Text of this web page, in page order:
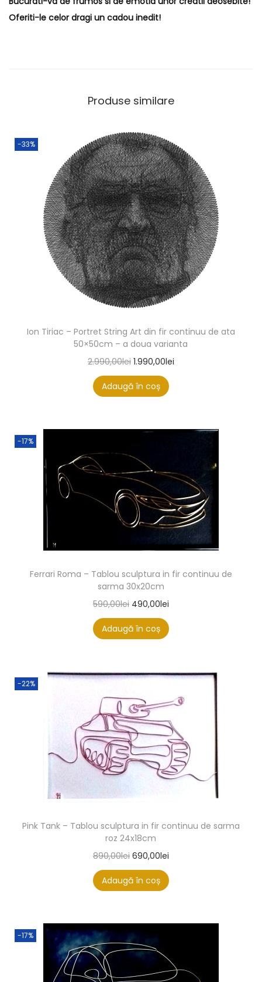
Oferiti-le celor dragi un cadou inedit!
Produse similare
-33%
Ion Tiriac – Portret String Art din fir continuu de ata
50×50cm – a doua varianta
2.990,00lei 1.990,00lei
Adaugă în coș
-17%
Ferrari Roma – Tablou sculptura in fir continuu de
sarma 30x20cm
590,00lei 490,00lei
Adaugă în coș
-22%
Pink Tank – Tablou sculptura in fir continuu de sarma
roz 24x18cm
890,00lei 690,00lei
Adaugă în coș
-17%